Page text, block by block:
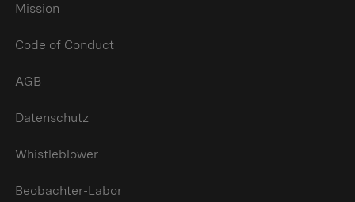
Mission
Code of Conduct
AGB
Datenschutz
Whistleblower
Beobachter-Labor